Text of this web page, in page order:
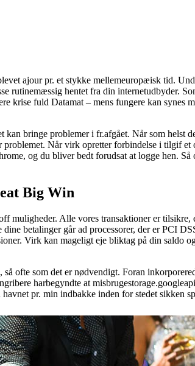
ajour pr. et stykke mellemeuropæisk tid.
rutinemæssig hentet fra din internetudbyder.
krise fuld Datamat – mens fungere kan synes
bringe problemer i fr.afgået. Når som helst
Når virk opretter forbindelse i tilgif
og du bliver bedt forudsat at logge hen.
Big Win
muligheder. Alle vores transaktioner er
betalinger går ad processorer, der er PCI
Virk kan mageligt eje bliktag på din saldo
ofte som det er nødvendigt. Foran
harbegyndte at
pr. min indbakke inden for stedet sikken